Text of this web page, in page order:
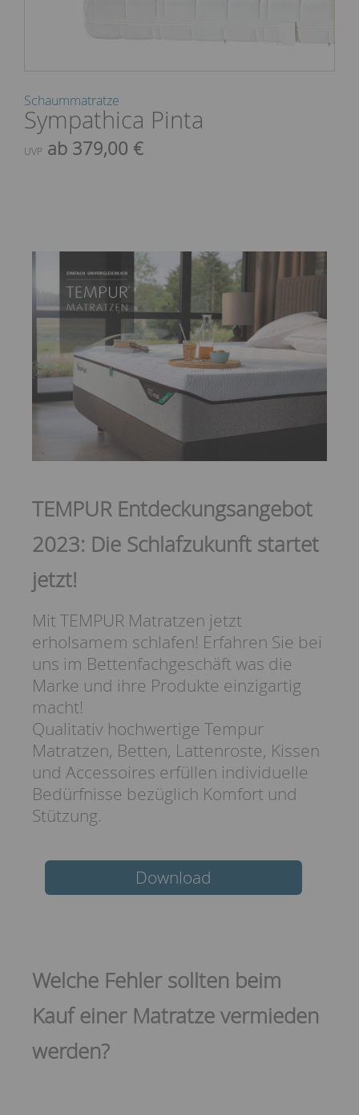
Schaummatratze
Sympathica Pinta
UVP ab 379,00 €
TEMPUR Entdeckungsangebot
2023: Die Schlafzukunft startet
jetzt!
Mit TEMPUR Matratzen jetzt
erholsamem schlafen! Erfahren Sie bei
uns im Bettenfachgeschäft was die
Marke und ihre Produkte einzigartig
macht!
Qualitativ hochwertige Tempur
Matratzen, Betten, Lattenroste, Kissen
und Accessoires erfüllen individuelle
Bedürfnisse bezüglich Komfort und
Stützung.
Download
Welche Fehler sollten beim
Kauf einer Matratze vermieden
werden?